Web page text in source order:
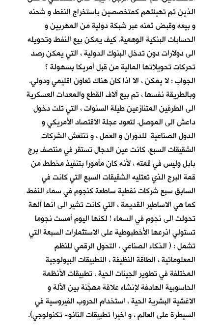
الذين تم تهيئتهم كمتخصصين باستخراج النفط و شحنه
و بيعه وقبض ثمنه عبر شبكة دولية من المهربين و
الحسابات البنكية الوهمية. كيف يمكن بيع النفط وتحويله
الى دولارات دون تدخل البنوك الدولية ، التي يمكن رصد
تحركات تحويلاتها المالية من قبل أمريكا بسهولة ؟
الجواب : لا يمكن ، الا اذا كان هناك تعاون اقليمي ودولي.
وبالطريقة نفسها ، تم بيع آلاف القطع والمعدات العسكرية
الى الطرفين المتنازعين طيلة السنوات ، التي تلت دخول
داعش الى الموصل. لتعود عجلة الاقتصاد الأمريكي و
الدول الصناعية للدوران و العمل ، و تنتعش الشركات
الشقيقات السبع. كانت عين الدجال تستقر في منتصف برج
بابل وليس في قمته ، لأنه كان مأمورا بتنفيذ مخطط من
قمة البرج الذي تعتليه الشقيقات السبع التي كانت في
السابق سبع شركات نفطية ساطعة كنجوم في سماء النفط
كما هي الاساطير القديمة ، التي كانت تشير الى انها آلهة
تحولت الى نجوم في السماء ! لكنها اليوم أمست نجوما
تستولي اذرعها الأخطبوطية على الاستثمارات السبعة التي
تشمل : ( الذكاء الصناعي ، التحول الرقمي للنظم
المعلوماتية ، الطاقة النظيفة ، التطبيقات البيولوجية
المختلفة في تطوير الجينات الحية ، تطبيقات الأنظمة
الحاسوبية الهادفة لإنشاء علاقة مهجَّنة بين الآلة و
الاغشية البشرية الحية ، استخدام الحروب الفيروسية في
السيطرة على العالم ، و اخيرا تطبيقات النانو- تكنولوجي).